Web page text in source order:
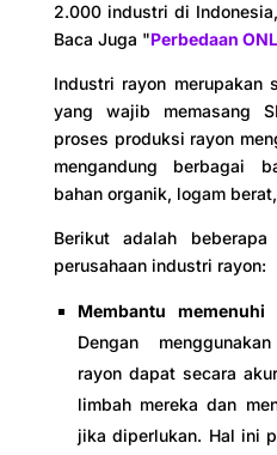
2.000 industri di
Baca Juga "Perbedaan
Industri rayon merupakan
yang wajib memasang
proses produksi rayon
mengandung berbagai
bahan organik, logam
Berikut adalah beberapa
perusahaan industri rayon:
Membantu
Dengan
rayon dapat secara
limbah mereka dan
jika diperlukan. Hal ini